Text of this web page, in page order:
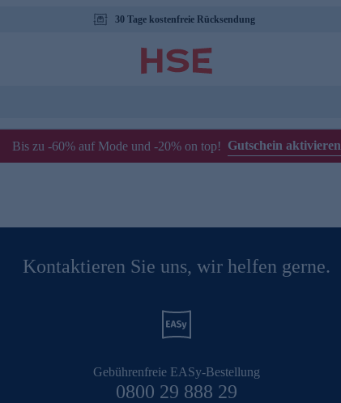
30 Tage kostenfreie Rücksendung
Bis zu -60% auf Mode und -20% on top! Gutschein aktivieren
Kontaktieren Sie uns, wir helfen gerne.
Gebührenfreie EASy-Bestellung
0800 29 888 29